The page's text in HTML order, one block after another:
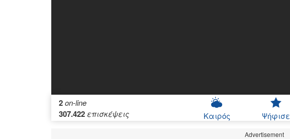
2on-line
307.422επισκέψεις Καιρός Ψήφισε
Advertisement